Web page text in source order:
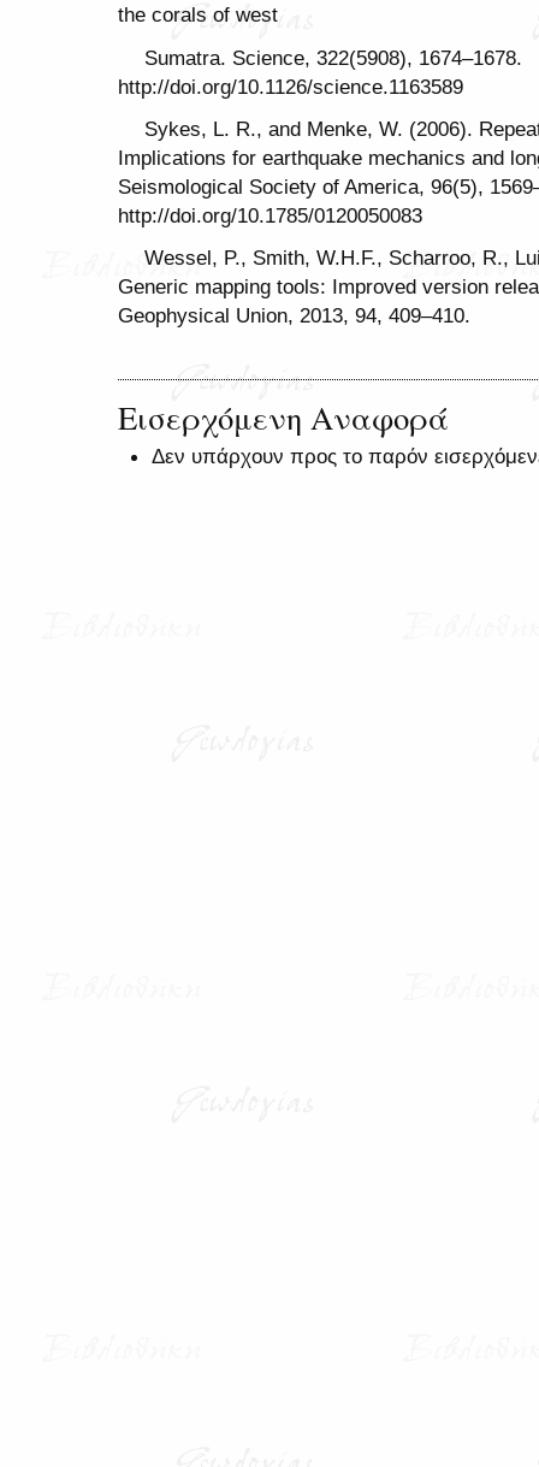
the corals of west
Sumatra. Science, 322(5908), 1674–1678.
http://doi.org/10.1126/science.1163589
Sykes, L. R., and Menke, W. (2006).
Implications for earthquake mechanics and
Seismological Society of America, 96(5),
http://doi.org/10.1785/0120050083
Wessel, P., Smith, W.H.F., Scharroo, R.,
Generic mapping tools: Improved version
Geophysical Union, 2013, 94, 409–410.
Εισερχόμενη Αναφορά
Δεν υπάρχουν προς το παρόν